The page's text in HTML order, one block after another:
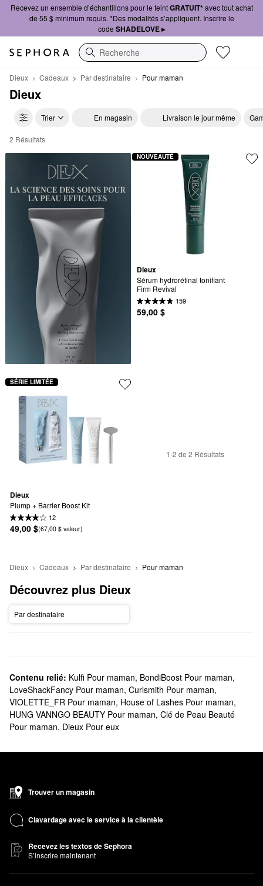
Recevez un ensemble d’échantillons pour le teintGRATUIT*avec tout achat
de 55 $ minimum requis. *Des modalités s’appliquent. Inscrire le
code SHADELOVE ▸
Recherche
Dieux Cadeaux Par destinataire Pour maman
Dieux
Trier En magasin Livraison le jour même
Dieux Pour maman
2 Résultats
Dieux
Sérum hydrorétinal tonifiant
Firm Revival
159
59,00 $
NOUVEAUTÉ
Dieux
Plump + Barrier Boost Kit
12
49,00 $(67,00 $ valeur)
SÉRIE LIMITÉE
1-2 de 2 Résultats
Dieux Cadeaux Par destinataire Pour maman
Découvrez plus Dieux
Par destinataire
Contenu relié: Kulfi Pour maman, BondiBoost Pour maman,
LoveShackFancy Pour maman, Curlsmith Pour maman,
VIOLETTE_FR Pour maman, House of Lashes Pour maman,
HUNG VANNGO BEAUTY Pour maman, Clé de Peau Beauté
Pour maman, Dieux Pour eux
Trouver un magasin
Clavardage avec le service à la clientèle
Recevez les textos de Sephora
S’inscrire maintenant